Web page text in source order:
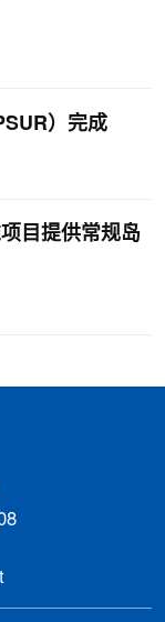
）完成
目提供常规岛